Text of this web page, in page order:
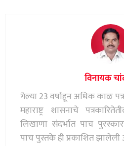
विनायक
गेल्या 23 वर्षाहून अधिक काळ
महाराष्ट्र शासनाचे
लिखाणा संदर्भात पाच
पाच पुस्तके ही प्रकाशित